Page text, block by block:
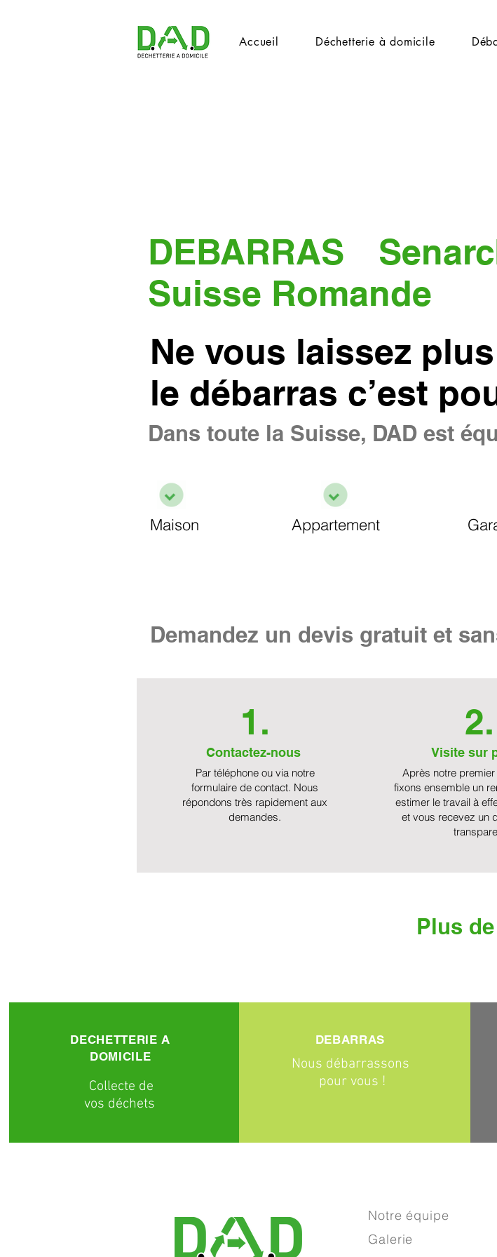
Accueil Déchetterie à domicile
DEBARRAS
Suisse Romande
Ne vous laissez
le débarras c’est
Dans toute la Suisse, DAD est
Maison Appartement
Demandez un devis gratuit et
1.
Contactez-nous
Par téléphone ou via notre
formulaire de contact. Nous
répondons très rapidement aux
demandes.
2.
Visite sur
Après notre
fixons ensemble un
estimer le travail à
et vous recevez un
Plus
DECHETTERIE A
DOMICILE
Collecte de
vos déchets
DEBARRAS
Nous débarrassons
pour vous !
Notre équipe
Galerie